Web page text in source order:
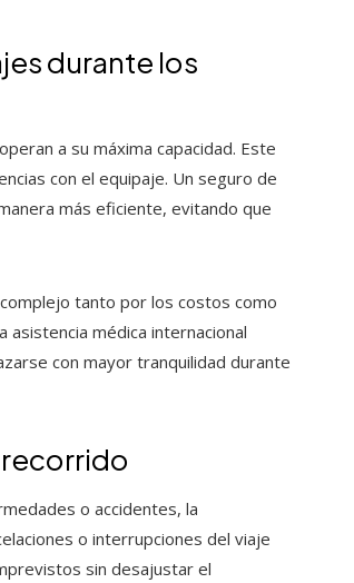
durante los
a su máxima capacidad. Este
con el equipaje. Un seguro de
más eficiente, evitando que
tanto por los costos como
médica internacional
con mayor tranquilidad durante
o accidentes, la
o interrupciones del viaje
sin desajustar el